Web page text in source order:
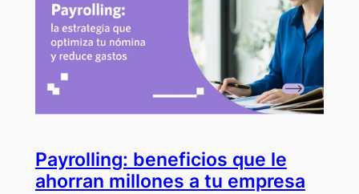
Payrolling: beneficios que le
ahorran millones a tu empresa